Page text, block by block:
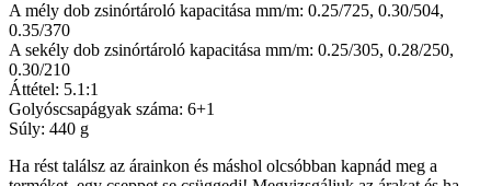
A mély dob zsinórtároló kapacitása mm/m: 0.25/725, 0.30/504,
0.35/370
A sekély dob zsinórtároló kapacitása mm/m: 0.25/305, 0.28/250,
0.30/210
Áttétel: 5.1:1
Golyóscsapágyak száma: 6+1
Súly: 440 g
Ha rést találsz az árainkon és máshol olcsóbban kapnád meg a